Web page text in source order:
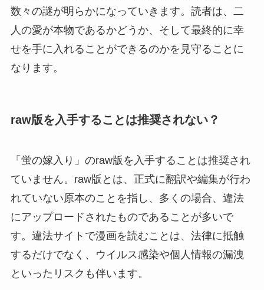
数々の謎が明らかになっていきます。読者は、二
人の愛が本物であるかどうか、そして最終的に幸
せを手に入れることができるのかを見守ることに
なります。
raw版を入手することは推奨されない？
「蛍の嫁入り」のraw版を入手することは推奨され
ていません。raw版とは、正式に翻訳や編集が行わ
れていない原本のことを指し、多くの場合、違法
にアップロードされたものであることが多いで
す。違法サイトで漫画を読むことは、法律に抵触
するだけでなく、ウイルス感染や個人情報の漏洩
といったリスクも伴います。